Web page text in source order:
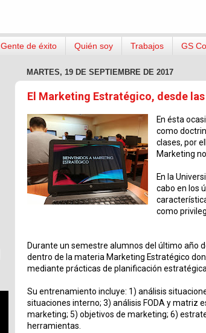
Gente de éxito Quién soy Trabajos GS
MARTES, 19 DE SEPTIEMBRE DE 2017
El Marketing Estratégico, desde las
En ésta
como
clases, por
Marketing
En la
cabo en los
como
Durante un semestre alumnos del último año
dentro de la materia Marketing Estratégico
mediante prácticas de planificación
Su entrenamiento incluye: 1) análisis
situaciones interno; 3) análisis FODA y matriz
marketing; 5) objetivos de marketing; 6)
herramientas.